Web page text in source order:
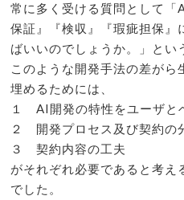
常に多く受ける質問として
保証』『検収』『瑕疵担保』
ばいいのでしょうか。」とい
このような開発手法の差がら
埋めるためには、
１ AI開発の特性をユーザと
２ 開発プロセス及び契約の
３ 契約内容の工夫
がそれぞれ必要であると考え
でした。